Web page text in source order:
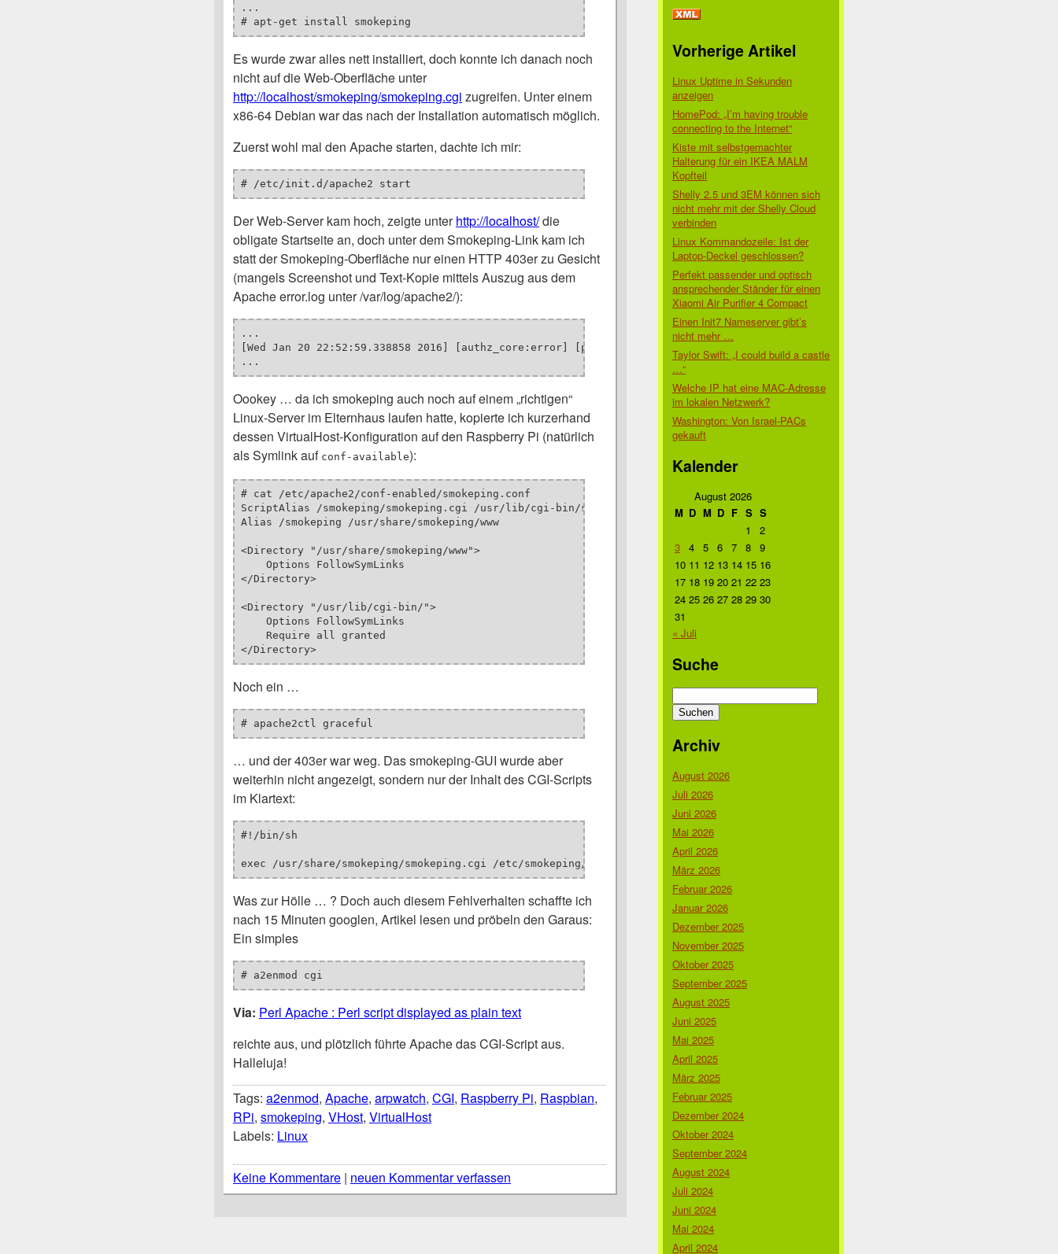
...
# apt-get install smokeping
Es wurde zwar alles nett installiert, doch konnte ich danach noch
nicht auf die Web-Oberfläche unter
http://localhost/smokeping/smokeping.cgi zugreifen. Unter einem
x86-64 Debian war das nach der Installation automatisch möglich.
Zuerst wohl mal den Apache starten, dachte ich mir:
# /etc/init.d/apache2 start
Der Web-Server kam hoch, zeigte unterhttp://localhost/die
obligate Startseite an, doch unter dem Smokeping-Link kam ich
statt der Smokeping-Oberfläche nur einen HTTP 403er zu Gesicht
(mangels Screenshot und Text-Kopie mittels Auszug aus dem
Apache error.log unter /var/log/apache2/):
...
[Wed Jan 20 22:52:59.338858 2016] [authz_core:error] [pid 2706:tid 3036673072] [client 10.0.1.101:56967] AH01630: client
...
Oookey … da ich smokeping auch noch auf einem „richtigen“
Linux-Server im Elternhaus laufen hatte, kopierte ich kurzerhand
dessen VirtualHost-Konfiguration auf den Raspberry Pi (natürlich
als Symlink auf conf-available):
# cat /etc/apache2/conf-enabled/smokeping.conf
ScriptAlias /smokeping/smokeping.cgi /usr/lib/cgi-bin/smokeping.cgi
Alias /smokeping /usr/share/smokeping/www
<Directory "/usr/share/smokeping/www">
    Options FollowSymLinks
</Directory>
<Directory "/usr/lib/cgi-bin/">
    Options FollowSymLinks
    Require all granted
</Directory>
Noch ein …
# apache2ctl graceful
… und der 403er war weg. Das smokeping-GUI wurde aber
weiterhin nicht angezeigt, sondern nur der Inhalt des CGI-Scripts
im Klartext:
#!/bin/sh
exec /usr/share/smokeping/smokeping.cgi /etc/smokeping/config
Was zur Hölle … ? Doch auch diesem Fehlverhalten schaffte ich
nach 15 Minuten googlen, Artikel lesen und pröbeln den Garaus:
Ein simples
# a2enmod cgi
Via: Perl Apache : Perl script displayed as plain text
reichte aus, und plötzlich führte Apache das CGI-Script aus.
Halleluja!
Tags: a2enmod, Apache, arpwatch, CGI, Raspberry Pi, Raspbian,
RPi, smokeping, VHost, VirtualHost
Labels: Linux
Keine Kommentare | neuen Kommentar verfassen
Vorherige Artikel
Linux Uptime in Sekunden
anzeigen
HomePod: „I’m having trouble
connecting to the Internet“
Kiste mit selbstgemachter
Halterung für ein IKEA MALM
Kopfteil
Shelly 2.5 und 3EM können sich
nicht mehr mit der Shelly Cloud
verbinden
Linux Kommandozeile: Ist der
Laptop-Deckel geschlossen?
Perfekt passender und optisch
ansprechender Ständer für einen
Xiaomi Air Purifier 4 Compact
Einen Init7 Nameserver gibt’s
nicht mehr …
Taylor Swift: „I could build a castle
…“
Welche IP hat eine MAC-Adresse
im lokalen Netzwerk?
Washington: Von Israel-PACs
gekauft
Kalender
August 2026
M D M D F S S
1
2
3 4 5 6 7 8 9
10 11 12 13 14 15 16
17 18 19 20 21 22 23
24 25 26 27 28 29 30
31
« Juli
Suche
nach:
Archiv
August 2026
Juli 2026
Juni 2026
Mai 2026
April 2026
März 2026
Februar 2026
Januar 2026
Dezember 2025
November 2025
Oktober 2025
September 2025
August 2025
Juni 2025
Mai 2025
April 2025
März 2025
Februar 2025
Dezember 2024
Oktober 2024
September 2024
August 2024
Juli 2024
Juni 2024
Mai 2024
April 2024